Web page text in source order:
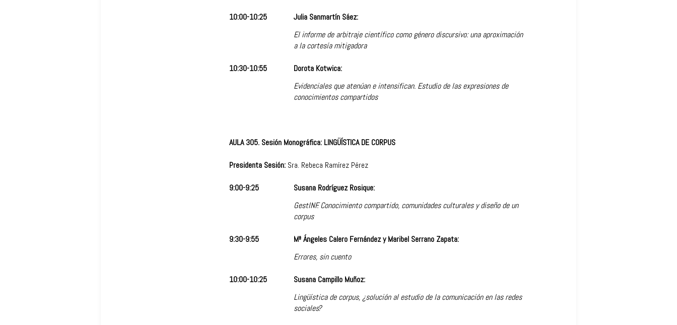
10:00-10:25
Julia Sanmartín Sáez:
El informe de arbitraje científico como género discursivo: una aproximación
a la cortesía mitigadora
10:30-10:55
Dorota Kotwica:
Evidenciales que atenúan e intensifican. Estudio de las expresiones de
conocimientos compartidos
AULA 305. Sesión Monográfica: LINGÜÍSTICA DE CORPUS
Presidenta Sesión: Sra. Rebeca Ramírez Pérez
9:00-9:25
Susana Rodríguez Rosique:
GestINF. Conocimiento compartido, comunidades culturales y diseño de un
corpus
9:30-9:55
Mª Ángeles Calero Fernández y Maribel Serrano Zapata:
Errores, sin cuento
10:00-10:25
Susana Campillo Muñoz:
Lingüística de corpus, ¿solución al estudio de la comunicación en las redes
sociales?